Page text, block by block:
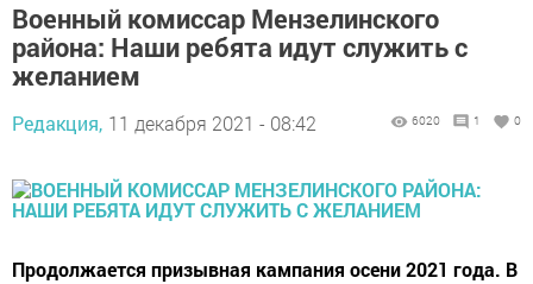
Военный комиссар Мензелинского
района: Наши ребята идут служить с
желанием
Редакция, 11 декабря 2021 - 08:42 6020 1 0
Продолжается призывная кампания осени 2021 года. В